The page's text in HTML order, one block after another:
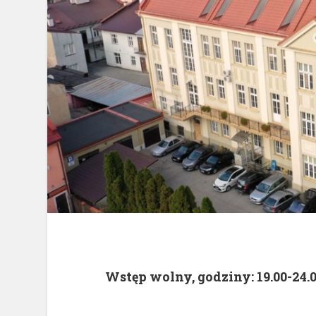
Wstęp wolny, godziny: 19.00-